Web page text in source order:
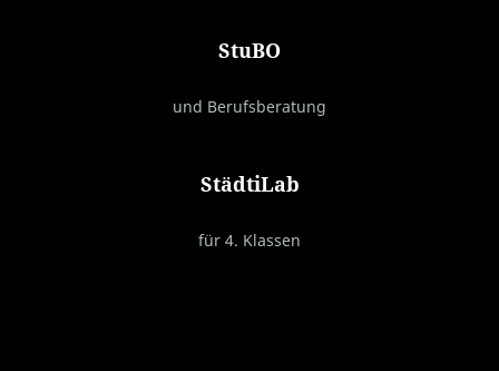
StuBO
und Berufsberatung
StädtiLab
für 4. Klassen